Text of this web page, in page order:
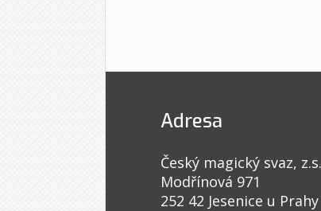
Adresa
Český magický svaz, z.s.
Modřínová 971
252 42 Jesenice u Prahy